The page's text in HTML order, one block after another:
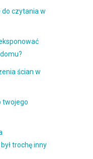
czytania w
ścian w
twojego
trochę inny